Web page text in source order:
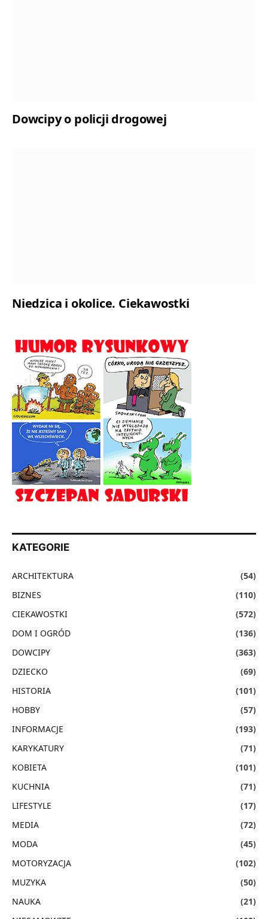
Dowcipy o policji drogowej
Niedzica i okolice. Ciekawostki
KATEGORIE
ARCHITEKTURA
(54)
BIZNES
(110)
CIEKAWOSTKI
(572)
DOM I OGRÓD
(136)
DOWCIPY
(363)
DZIECKO
(69)
HISTORIA
(101)
HOBBY
(57)
INFORMACJE
(193)
KARYKATURY
(71)
KOBIETA
(101)
KUCHNIA
(71)
LIFESTYLE
(17)
MEDIA
(72)
MODA
(45)
MOTORYZACJA
(102)
MUZYKA
(50)
NAUKA
(21)